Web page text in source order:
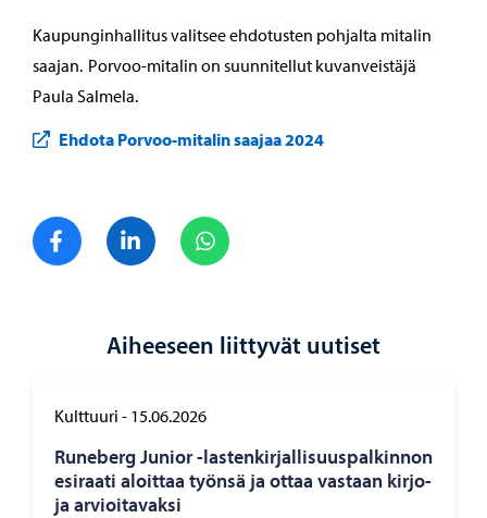
Kaupunginhallitus valitsee ehdotusten pohjalta mitalin
saajan. Porvoo-mitalin on suunnitellut kuvanveistäjä
Paula Salmela.
Ehdota Porvoo-mitalin saajaa 2024
Jaa FacebookJaa LinkedIn
Aiheeseen liittyvät uutiset
Kulttuuri - 15.06.2026
Ru­ne­berg Ju­nior -​lastenkirjallisuuspalkinnon
esi­raa­ti aloit­taa työn­sä ja ottaa vas­taan kir­jo­
ja ar­vioi­ta­vak­si